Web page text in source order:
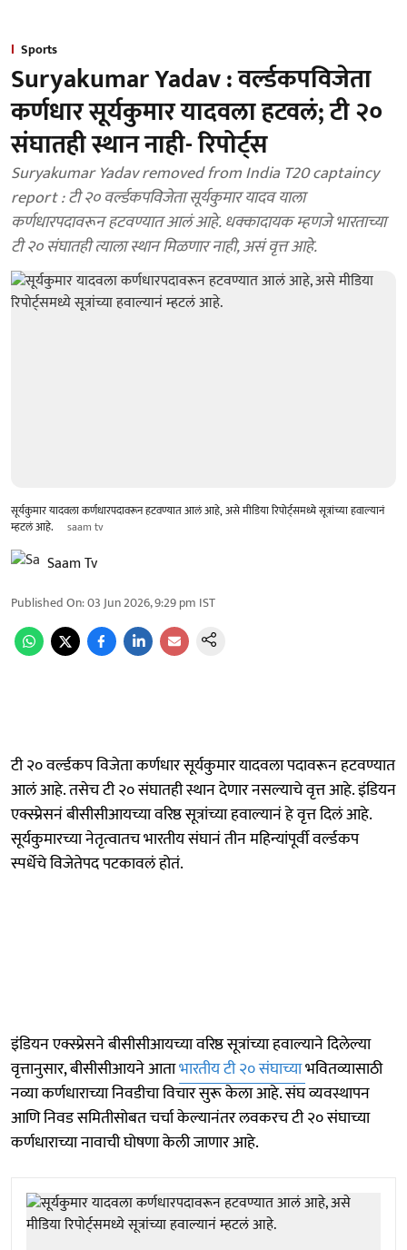
Sports
Suryakumar Yadav : वर्ल्डकपविजेता
कर्णधार सूर्यकुमार यादवला हटवलं; टी २०
संघातही स्थान नाही- रिपोर्ट्स
Suryakumar Yadav removed from India T20 captaincy
report : टी २० वर्ल्डकपविजेता सूर्यकुमार यादव याला
कर्णधारपदावरून हटवण्यात आलं आहे. धक्कादायक म्हणजे भारताच्या
टी २० संघातही त्याला स्थान मिळणार नाही, असं वृत्त आहे.
सूर्यकुमार यादवला कर्णधारपदावरून हटवण्यात आलं आहे, असे मीडिया रिपोर्ट्समध्ये सूत्रांच्या हवाल्यानं
म्हटलं आहे.
saam tv
Saam Tv
Published On:03 Jun 2026, 9:29 pm IST
टी २० वर्ल्डकप विजेता कर्णधार सूर्यकुमार यादवला पदावरून हटवण्यात
आलं आहे. तसेच टी २० संघातही स्थान देणार नसल्याचे वृत्त आहे. इंडियन
एक्स्प्रेसनं बीसीसीआयच्या वरिष्ठ सूत्रांच्या हवाल्यानं हे वृत्त दिलं आहे.
सूर्यकुमारच्या नेतृत्वातच भारतीय संघानं तीन महिन्यांपूर्वी वर्ल्डकप
स्पर्धेचे विजेतेपद पटकावलं होतं.
इंडियन एक्स्प्रेसने बीसीसीआयच्या वरिष्ठ सूत्रांच्या हवाल्याने दिलेल्या
वृत्तानुसार, बीसीसीआयने आताभारतीय टी २० संघाच्याभवितव्यासाठी
नव्या कर्णधाराच्या निवडीचा विचार सुरू केला आहे. संघ व्यवस्थापन
आणि निवड समितीसोबत चर्चा केल्यानंतर लवकरच टी २० संघाच्या
कर्णधाराच्या नावाची घोषणा केली जाणार आहे.